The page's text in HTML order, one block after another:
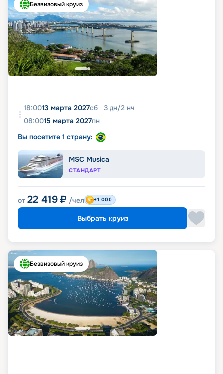
Безвизовый круиз
18:0013 марта 2027сб 3 дн/2 нч
08:0015 марта 2027пн
Вы посетите 1 страну:
MSC Musica
СТАНДАРТ
от 22 419 ₽ /чел +1 000
Выбрать круиз
Безвизовый круиз